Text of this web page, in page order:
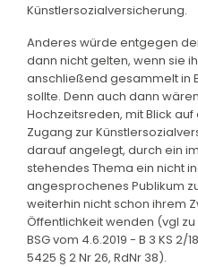
Künstlersozialversicherung.
Anderes würde entgegen
dann nicht gelten, wenn sie
anschließend gesammelt in
sollte. Denn auch dann
Hochzeitsreden, mit Blick
Zugang zur
darauf angelegt, durch ein
stehendes Thema ein nicht
angesprochenes Publikum
weiterhin nicht schon ihrem
Öffentlichkeit wenden (vgl
BSG vom 4.6.2019 - B 3 KS 2/
5425 § 2 Nr 26, RdNr 38).